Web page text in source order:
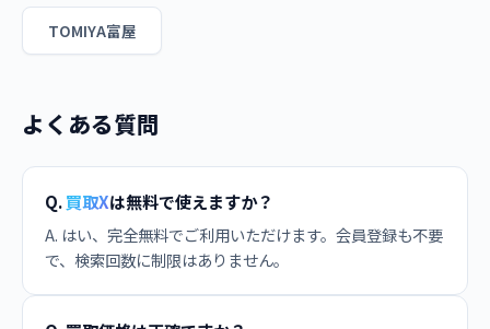
TOMIYA富屋
よくある質問
Q.買取Xは無料で使えますか？
A. はい、完全無料でご利用いただけます。会員登録も不要
で、検索回数に制限はありません。